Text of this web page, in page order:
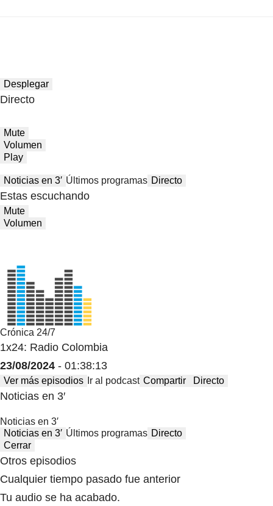
Desplegar
Directo
Mute
Volumen
Play
Noticias en 3′ Últimos programas Directo
Estas escuchando
Mute
Volumen
Crónica 24/7
1x24: Radio Colombia
23/08/2024 - 01:38:13
Ver más episodios Ir al podcast Compartir Directo
Noticias en 3′
Noticias en 3′
Noticias en 3′ Últimos programas Directo
Cerrar
Otros episodios
Cualquier tiempo pasado fue anterior
Tu audio se ha acabado.